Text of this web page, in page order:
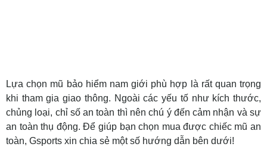
Lựa chọn mũ bảo hiểm nam giới phù hợp là rất quan trọng
khi tham gia giao thông. Ngoài các yếu tố như kích thước,
chủng loại, chỉ số an toàn thì nên chú ý đến cảm nhận và sự
an toàn thụ động. Để giúp bạn chọn mua được chiếc mũ an
toàn, Gsports xin chia sẻ một số hướng dẫn bên dưới!